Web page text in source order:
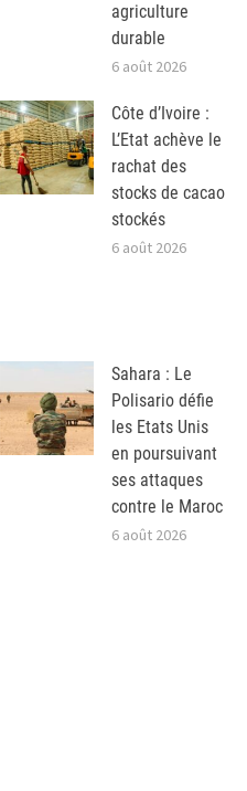
agriculture
durable
6 août 2026
Côte d’Ivoire :
L’Etat achève le
rachat des
stocks de cacao
stockés
6 août 2026
Sahara : Le
Polisario défie
les Etats Unis
en poursuivant
ses attaques
contre le Maroc
6 août 2026